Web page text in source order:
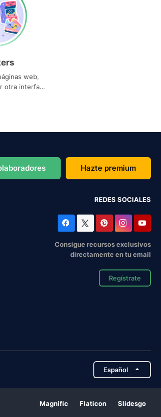
web,
otra interfaz
Hazte premium
REDES SOCIALES
Consigue recursos exclusivos
directamente en tu email
Regístrate
Español
Magnific Flaticon Slidesgo